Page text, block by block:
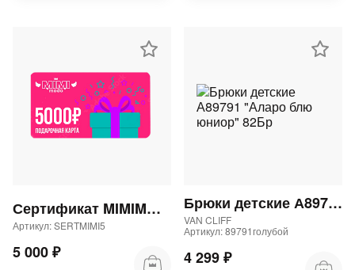
Сертификат MIMIMODA 5000 р.
Артикул: SERTMIMI5
5 000 ₽
Брюки детские А89791 "Аларо блю юниор" 82Бр
VAN CLIFF
Артикул: 89791голубой
4 299 ₽